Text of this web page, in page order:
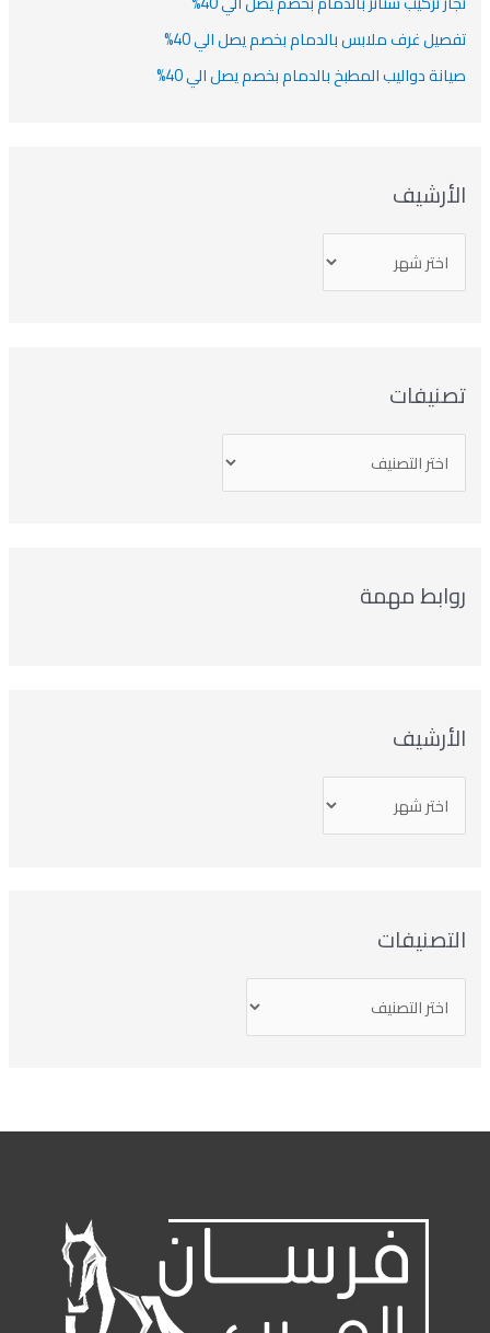
تفصيل غرف ملابس بالدمام بخصم يصل الي 40%
صيانة دواليب المطبخ بالدمام بخصم يصل الي 40%
الأرشيف
تصنيفات
روابط مهمة
الأرشيف
التصنيفات